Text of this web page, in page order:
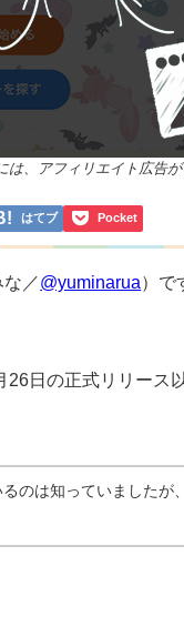
、アフィリエイト広告が
はてブ Pocket
／@yuminarua）で
日の正式リリース
のは知っていましたが